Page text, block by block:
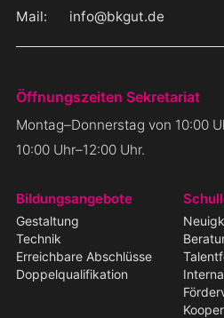
Mail:
info@bkgut.de
Öffnungszeiten Sekretariat
Montag–Donnerstag von 10:00
10:00 Uhr–12:00 Uhr.
Navigation
überspringen
Bildungsangebote
Gestaltung
Technik
Erreichbare Abschlüsse
Doppelqualifikation